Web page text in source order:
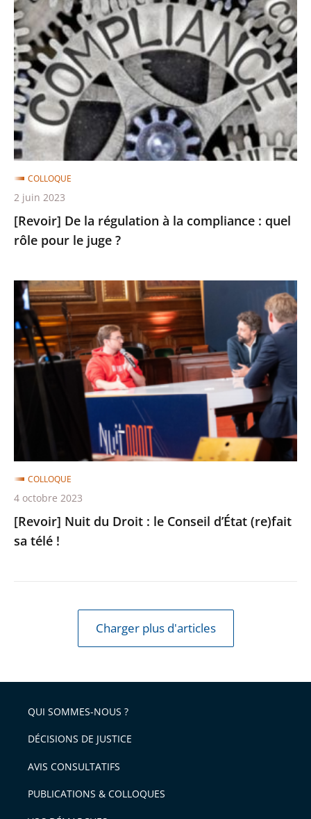
De
la
régulation
à
la
compliance
:
quel
rôle
pour
le
juge
?
[Revoir] De la régulation à la compliance : quel
rôle pour le juge ?
COLLOQUE
2 juin 2023
[Revoir]
Nuit
du
Droit
:
sa
télé
!
[Revoir] Nuit du Droit : le Conseil d’État (re)fait
sa télé !
COLLOQUE
4 octobre 2023
Charger plus d'articles
QUI SOMMES-NOUS ?
DÉCISIONS DE JUSTICE
AVIS CONSULTATIFS
PUBLICATIONS & COLLOQUES